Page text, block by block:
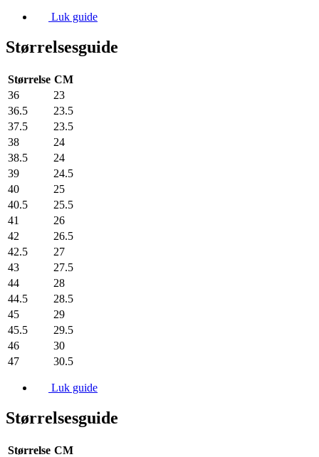
Luk guide
Størrelsesguide
Størrelse CM
36
23
36.5
23.5
37.5
23.5
38
24
38.5
24
39
24.5
40
25
40.5
25.5
41
26
42
26.5
42.5
27
43
27.5
44
28
44.5
28.5
45
29
45.5
29.5
46
30
47
30.5
Luk guide
Størrelsesguide
Størrelse CM